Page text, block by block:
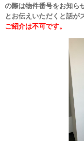
の際は物件番号をお知ら
とお伝えいただくと話が
ご紹介は不可です。